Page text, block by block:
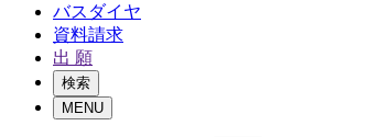
バスダイヤ
資料請求
出 願
検索
MENU